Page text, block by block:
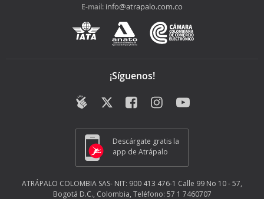
E-mail: info@atrapalo.com.co
¡Síguenos!
Descárgate gratis la
app de Atrápalo
ATRÁPALO COLOMBIA SAS- NIT: 900 413 476-1 Calle 99 No 10 - 57,
Bogotá D.C., Colombia, Teléfono: 57 1 7460707